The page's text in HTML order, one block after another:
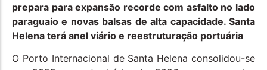
prepara para expansão recorde com asfalto no lado
paraguaio e novas balsas de alta capacidade. Santa
Helena terá anel viário e reestruturação portuária
O Porto Internacional de Santa Helena consolidou-se